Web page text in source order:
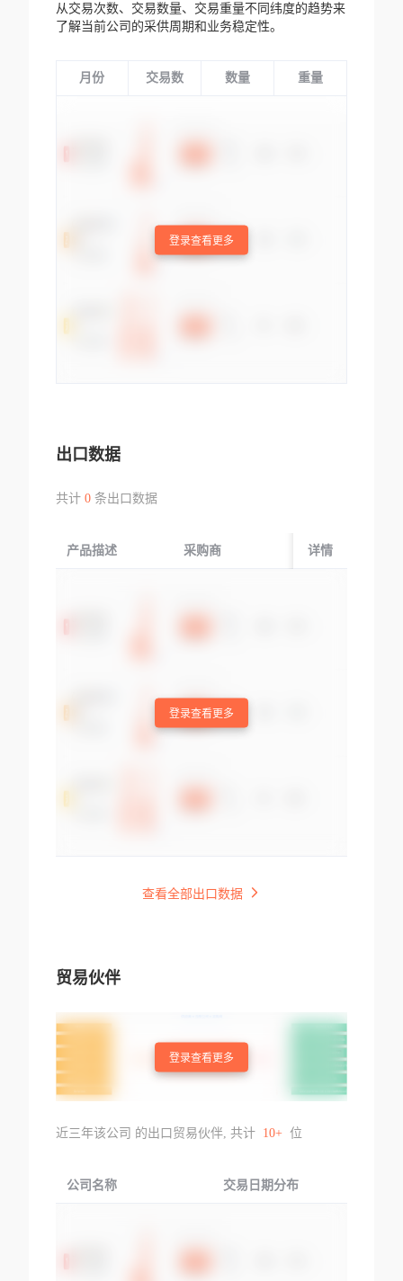
从交易次数、交易数量、交易重量不同纬度的趋势来
了解当前公司的采供周期和业务稳定性。
月份 交易数 数量 重量
登录查看更多
出口数据
共计 0条出口数据
产品描述 采购商 起运国/地区
详情
登录查看更多
查看全部出口数据
贸易伙伴
登录查看更多
近三年该公司 的出口贸易伙伴, 共计 10+ 位
公司名称 交易日期分布